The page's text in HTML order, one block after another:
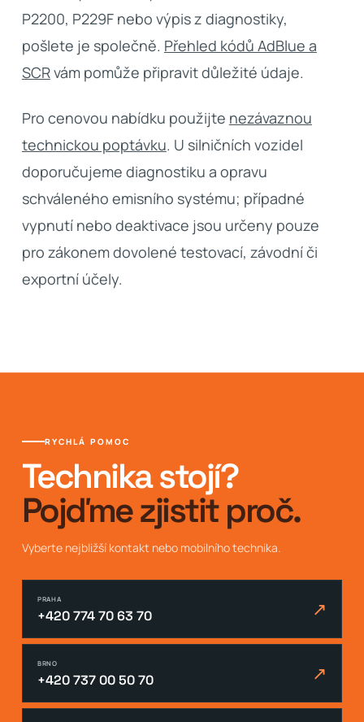
P2200, P229F nebo výpis z diagnostiky,
pošlete je společně. Přehled kódů AdBlue a
SCRvám pomůže připravit důležité údaje.
Pro cenovou nabídku použijte nezávaznou
technickou poptávku. U silničních vozidel
doporučujeme diagnostiku a opravu
schváleného emisního systému; případné
vypnutí nebo deaktivace jsou určeny pouze
pro zákonem dovolené testovací, závodní či
exportní účely.
RYCHLÁ POMOC
Technika stojí?
Pojďme zjistit proč.
Vyberte nejbližší kontakt nebo mobilního technika.
PRAHA
+420 774 70 63 70 ↗
BRNO
+420 737 00 50 70 ↗